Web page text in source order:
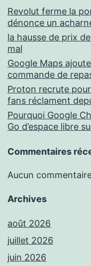
Revolut ferme la
dénonce un
la hausse de prix
mal
Google Maps
commande de
Proton recrute
fans réclament
Pourquoi Google
Go d’espace libre
Commentaires
Aucun
Archives
août 2026
juillet 2026
juin 2026